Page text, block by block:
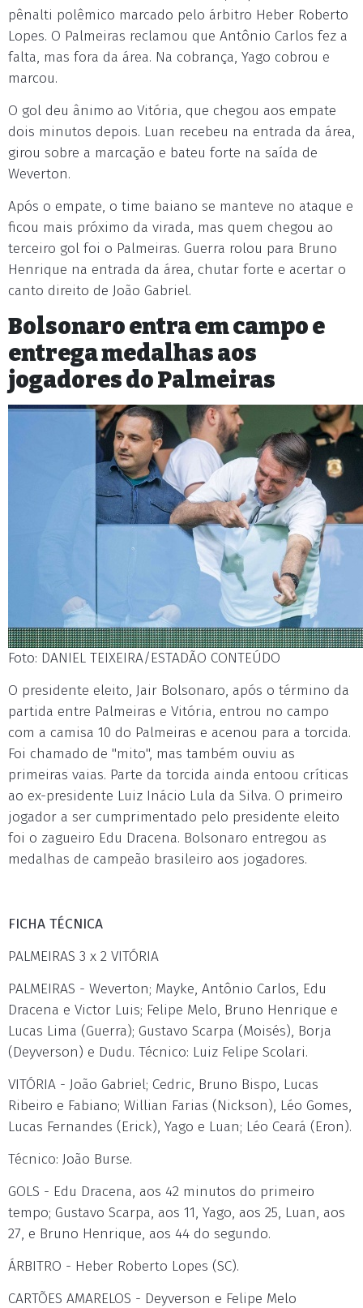
pênalti polêmico marcado pelo árbitro Heber Roberto
Lopes. O Palmeiras reclamou que Antônio Carlos fez a
falta, mas fora da área. Na cobrança, Yago cobrou e
marcou.
O gol deu ânimo ao Vitória, que chegou aos empate
dois minutos depois. Luan recebeu na entrada da área,
girou sobre a marcação e bateu forte na saída de
Weverton.
Após o empate, o time baiano se manteve no ataque e
ficou mais próximo da virada, mas quem chegou ao
terceiro gol foi o Palmeiras. Guerra rolou para Bruno
Henrique na entrada da área, chutar forte e acertar o
canto direito de João Gabriel.
Bolsonaro entra em campo e
entrega medalhas aos
jogadores do Palmeiras
Foto: DANIEL TEIXEIRA/ESTADÃO CONTEÚDO
O presidente eleito, Jair Bolsonaro, após o término da
partida entre Palmeiras e Vitória, entrou no campo
com a camisa 10 do Palmeiras e acenou para a torcida.
Foi chamado de "mito", mas também ouviu as
primeiras vaias. Parte da torcida ainda entoou críticas
ao ex-presidente Luiz Inácio Lula da Silva. O primeiro
jogador a ser cumprimentado pelo presidente eleito
foi o zagueiro Edu Dracena. Bolsonaro entregou as
medalhas de campeão brasileiro aos jogadores.
FICHA TÉCNICA
PALMEIRAS 3 x 2 VITÓRIA
PALMEIRAS - Weverton; Mayke, Antônio Carlos, Edu
Dracena e Victor Luis; Felipe Melo, Bruno Henrique e
Lucas Lima (Guerra); Gustavo Scarpa (Moisés), Borja
(Deyverson) e Dudu. Técnico: Luiz Felipe Scolari.
VITÓRIA - João Gabriel; Cedric, Bruno Bispo, Lucas
Ribeiro e Fabiano; Willian Farias (Nickson), Léo Gomes,
Lucas Fernandes (Erick), Yago e Luan; Léo Ceará (Eron).
Técnico: João Burse.
GOLS - Edu Dracena, aos 42 minutos do primeiro
tempo; Gustavo Scarpa, aos 11, Yago, aos 25, Luan, aos
27, e Bruno Henrique, aos 44 do segundo.
ÁRBITRO - Heber Roberto Lopes (SC).
CARTÕES AMARELOS - Deyverson e Felipe Melo